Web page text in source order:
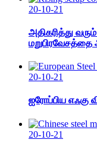
20-10-21
அதிகரித்து
20-10-21
ஐரோப்பிய எஃகு
20-10-21